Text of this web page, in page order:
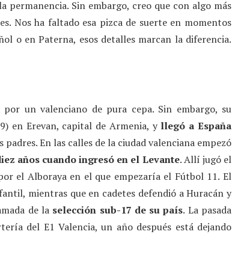
Sin embargo, creo que con algo más
Nos ha faltado esa pizca de suerte en momentos
o en Paterna, esos detalles marcan la diferencia.
por un valenciano de pura cepa. Sin embargo, su
en Erevan, capital de Armenia, y llegó a España
padres. En las calles de la ciudad valenciana empezó
años cuando ingresó en el Levante. Allí jugó el
el Alboraya en el que empezaría el Fútbol 11. El
mientras que en cadetes defendió a Huracán y
de la selección sub-17 de su país. La pasada
del E1 Valencia, un año después está dejando